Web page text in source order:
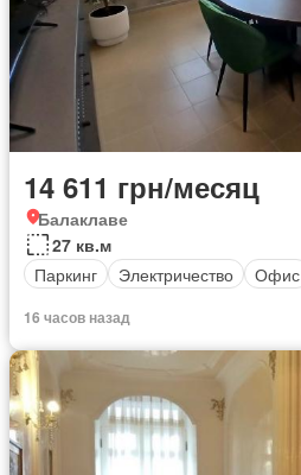
14 611 грн/месяц
Балаклаве
27 кв.м
Паркинг
Электричество Офис
16 часов назад